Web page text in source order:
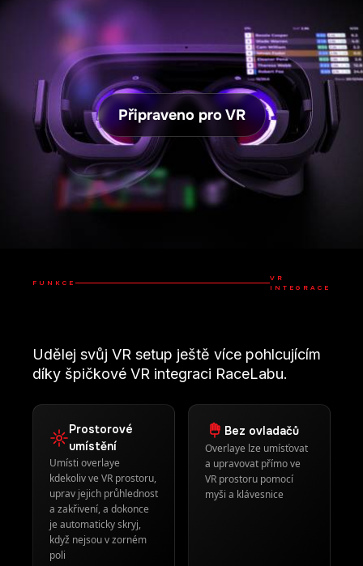
FUNKCE
VR
INTEGRACE
Udělej svůj VR setup ještě více pohlcujícím
díky špičkové VR integraci RaceLabu.
umístění
je automaticky skryj,
když nejsou v zorném
Overlaye lze umísťovat
Univerzální
podpora
Podpora všech hlavních
VR headsetů pomocí
OpenVR nebo OpenXR
Nativních 60
FPS
Špičkový výkon s
overlayi vykreslenými